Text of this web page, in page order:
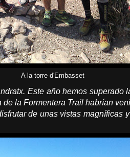
A la torre d'Embasset
Este año hemos superado
la Formentera Trail habrían
de unas vistas magníficas